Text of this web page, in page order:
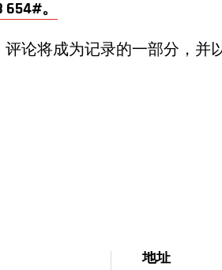
。
论将成为记录的一部分，并
地址